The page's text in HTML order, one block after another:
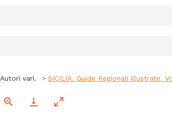
Autori vari. SICILIA. Guide Regionali illustrate.